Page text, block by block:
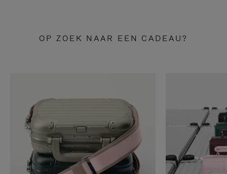
OP ZOEK NAAR EEN CADEAU?